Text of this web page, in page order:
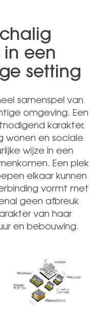
een
setting
samenspel van
omgeving. Een
karakter,
wonen en sociale
wijze in een
Een plek
elkaar kunnen
vormt met
geen afbreuk
van haar
en bebouwing.